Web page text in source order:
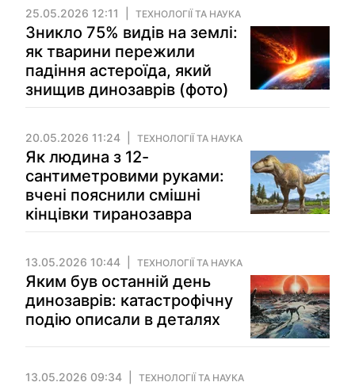
25.05.2026 12:11 ТЕХНОЛОГІЇ ТА НАУКА
Зникло 75% видів на землі:
як тварини пережили
падіння астероїда, який
знищив динозаврів (фото)
20.05.2026 11:24 ТЕХНОЛОГІЇ ТА НАУКА
Як людина з 12-
сантиметровими руками:
вчені пояснили смішні
кінцівки тиранозавра
13.05.2026 10:44 ТЕХНОЛОГІЇ ТА НАУКА
Яким був останній день
динозаврів: катастрофічну
подію описали в деталях
13.05.2026 09:34 ТЕХНОЛОГІЇ ТА НАУКА